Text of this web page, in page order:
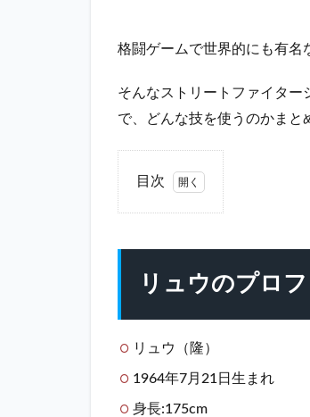
格闘ゲームで世界的にも有名
そんなストリートファイター
で、どんな技を使うのかまと
目次
の
ロ
フ
ィ
ー
リュウのプロ
リュウ（隆）
1964年7月21日生まれ
身長:175cm